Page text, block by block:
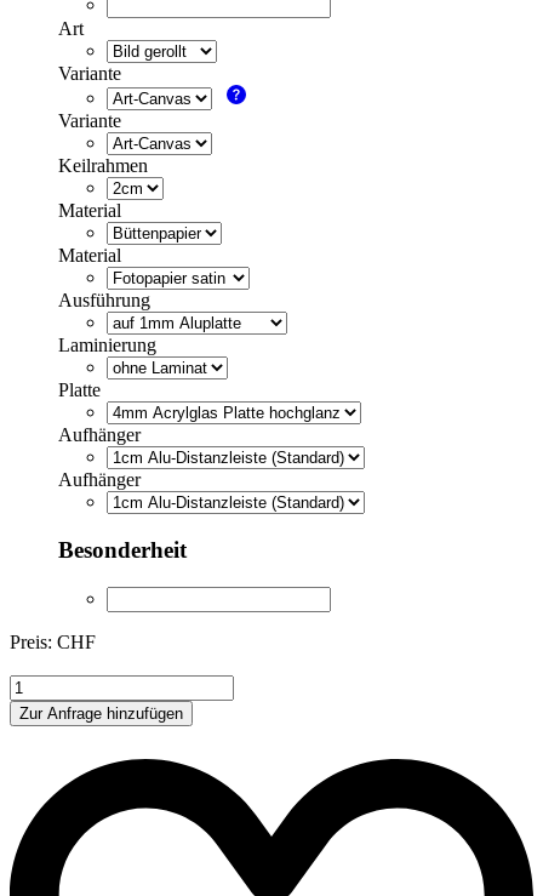
Art
Variante
Variante
Keilrahmen
Material
Material
Ausführung
Laminierung
Platte
Aufhänger
Aufhänger
Besonderheit
Preis: CHF
ABG1073821
Menge
Zur Anfrage hinzufügen